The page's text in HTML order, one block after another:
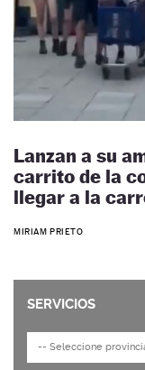
Lanzan a su
carrito de la
llegar a la
MIRIAM PRIETO